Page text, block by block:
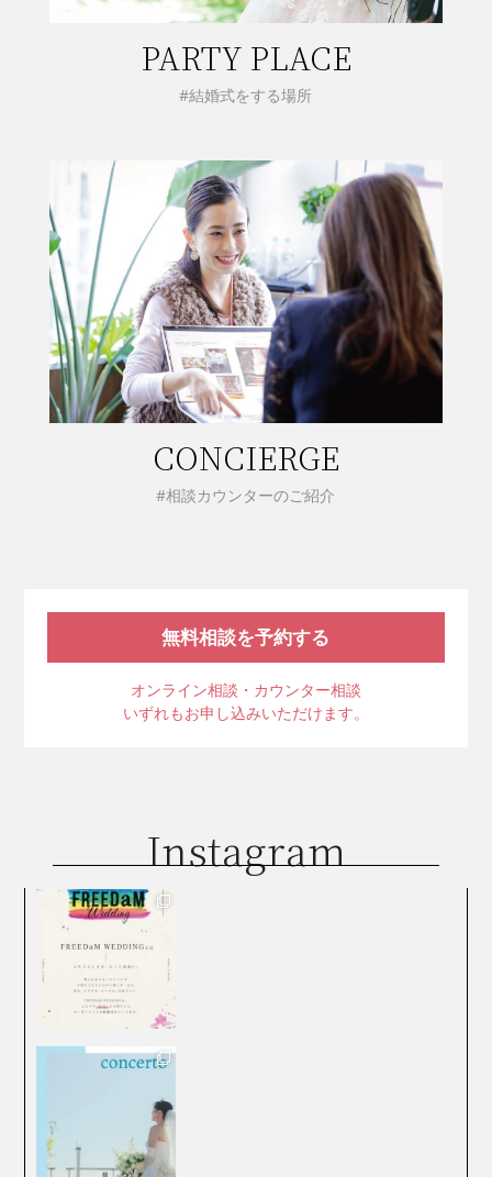
PARTY PLACE
#結婚式をする場所
CONCIERGE
#相談カウンターのご紹介
無料相談を予約する
オンライン相談・カウンター相談
いずれもお申し込みいただけます。
Instagram